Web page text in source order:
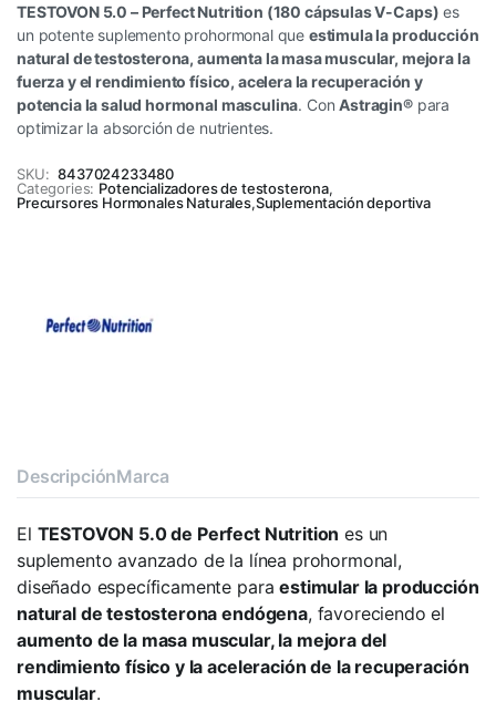
TESTOVON 5.0 – Perfect Nutrition (180 cápsulas V-Caps) es
un potente suplemento prohormonal que estimula la producción
natural de testosterona, aumenta la masa muscular, mejora la
fuerza y el rendimiento físico, acelera la recuperación y
potencia la salud hormonal masculina. ConAstragin®para
optimizar la absorción de nutrientes.
SKU: 8437024233480
Categories: Potencializadores de testosterona,
Precursores Hormonales Naturales,Suplementación deportiva
DescripciónMarca
El TESTOVON 5.0 de Perfect Nutrition es un
suplemento avanzado de la línea prohormonal,
diseñado específicamente paraestimular la producción
natural de testosterona endógena, favoreciendo el
aumento de la masa muscular, la mejora del
rendimiento físico y la aceleración de la recuperación
muscular.